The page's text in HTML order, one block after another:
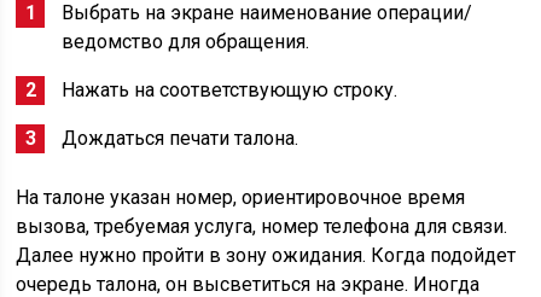
Выбрать на экране наименование операции/
ведомство для обращения.
Нажать на соответствующую строку.
Дождаться печати талона.
На талоне указан номер, ориентировочное время
вызова, требуемая услуга, номер телефона для связи.
Далее нужно пройти в зону ожидания. Когда подойдет
очередь талона, он высветиться на экране. Иногда